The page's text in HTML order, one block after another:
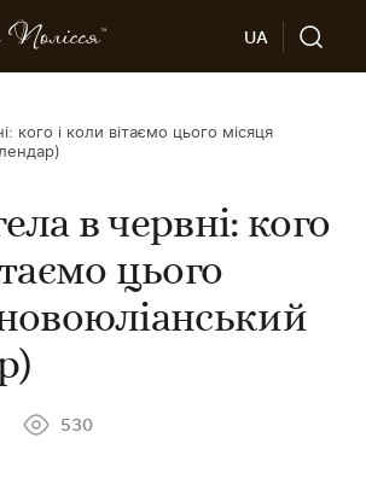
UA
кого і коли вітаємо цього місяця
в червні: кого
цього
530